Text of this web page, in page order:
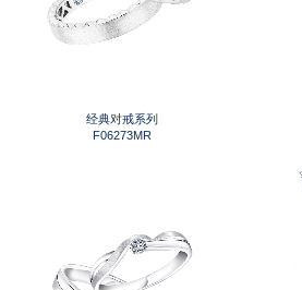
经典对戒系列
F06273MR